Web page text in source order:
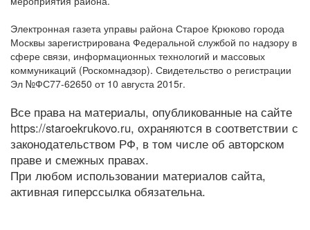
Электронная газета управы района Старое Крюково города
Москвы зарегистрирована Федеральной службой по надзору в
сфере связи, информационных технологий и массовых
коммуникаций (Роскомнадзор). Свидетельство о регистрации
Эл №ФС77-62650 от 10 августа 2015г.
Все права на материалы, опубликованные на сайте
https://staroekrukovo.ru, охраняются в соответствии с
законодательством РФ, в том числе об авторском
праве и смежных правах.
При любом использовании материалов сайта,
активная гиперссылка обязательна.